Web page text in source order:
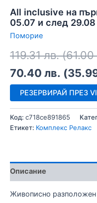
All inclusive на
05.07 и след
Поморие
119.31лв. (61.00
70.40 лв. (
РЕЗЕРВИРАЙ ПРЕЗ
Код: c718ce891865
Етикет: Комплекс Релакс
Описание
Живописно